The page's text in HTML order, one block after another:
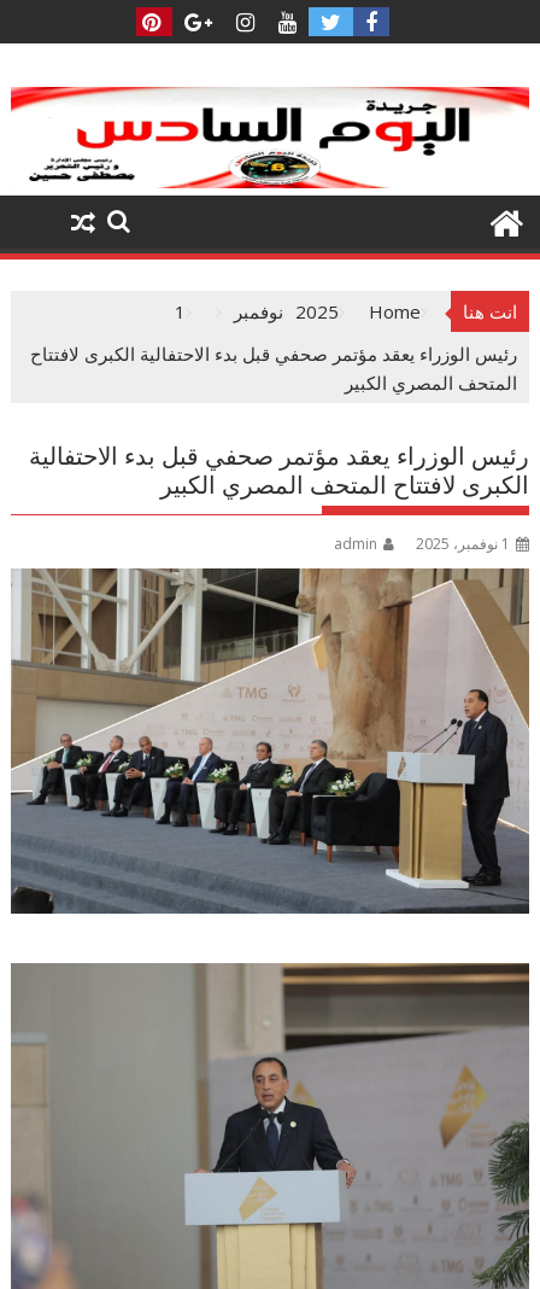
to
انت هنا Home
2025 نوفمبر
1
رئيس الوزراء يعقد مؤتمر صحفي قبل بدء الاحتفالية الكبرى لافتتاح
المتحف المصري الكبير
رئيس الوزراء يعقد مؤتمر صحفي قبل بدء الاحتفالية
الكبرى لافتتاح المتحف المصري الكبير
1 نوفمبر، 2025 admin